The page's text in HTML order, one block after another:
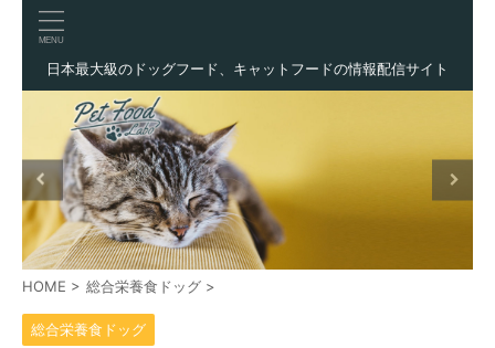
日本最大級のドッグフード、キャットフードの情報配信サイト
HOME > 総合栄養食ドッグ >
総合栄養食ドッグ